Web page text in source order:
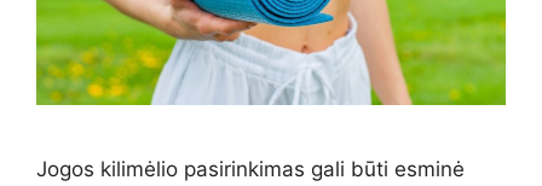
Jogos kilimėlio pasirinkimas gali būti esminė